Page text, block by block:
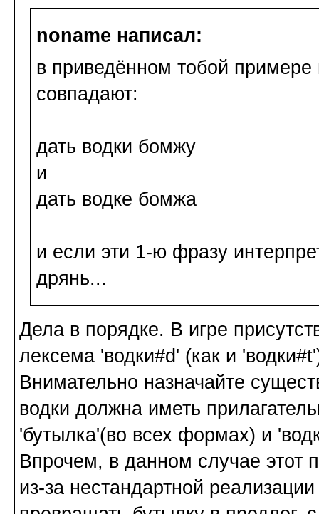
noname написал:
в приведённом тобой
совпадают:
дать водки бомжу
и
дать водке бомжа
и если эти 1-ю фразу
дрянь...
Дела в порядке. В игре
лексема 'водки#d' (как и
Внимательно назначайте
водки должна иметь
'бутылка'(во всех формах) и
Впрочем, в данном случае этот
из-за нестандартной